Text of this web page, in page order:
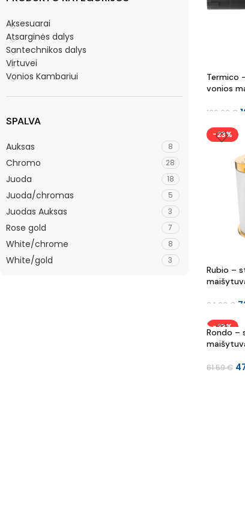
Aksesuarai
Atsarginės dalys
Santechnikos dalys
Virtuvei
Vonios Kambariui
SPALVA
Auksas 8
Chromo 28
Juoda 18
Juoda/chromas 5
Juodas Auksas 3
Rose gold 7
White/chrome 8
White/gold 3
Termico
vonios
136.08 €
-23%
Rubio –
94.22 €
-23%
Rondo –
61.59€